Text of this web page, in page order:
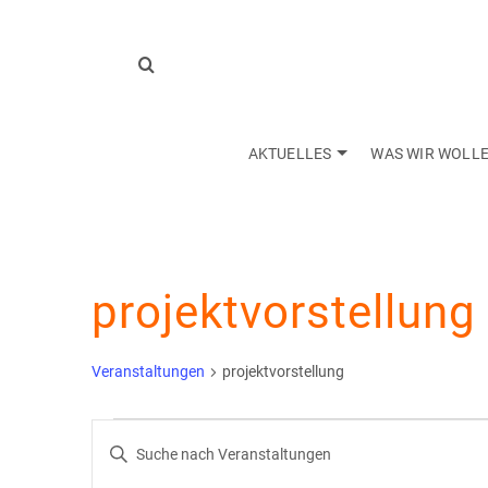
AKTUELLES WAS WIR
projektvorstellung
Veranstaltungen projektvorstellung
Veranstaltungen
Veranstaltungen
Bitte